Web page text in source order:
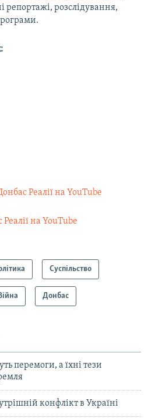
репортажі, розслідування,
Реалії на YouTube
Реалії на YouTube
Суспільство
Донбас
перемоги, а їхні тези
конфлікт в Україні